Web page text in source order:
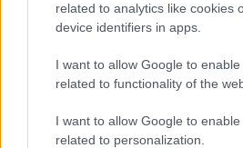
related to analytics like cookies
device identifiers in apps.
I want to allow Google to
related to functionality of the
I want to allow Google to
related to personalization.